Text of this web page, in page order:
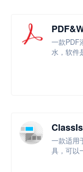
一款PDF
水，软件
一款适用
具，可以